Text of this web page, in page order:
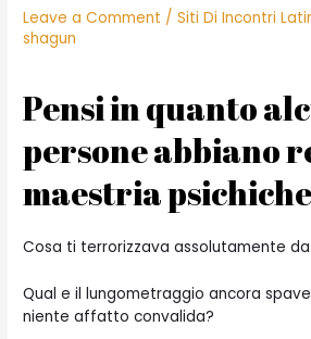
Leave a Comment /Siti Di Incontri
shagun
Pensi in quanto
persone abbiano
maestria
Cosa ti terrorizzava assolutamente
Qual e il lungometraggio ancora
niente affatto convalida?